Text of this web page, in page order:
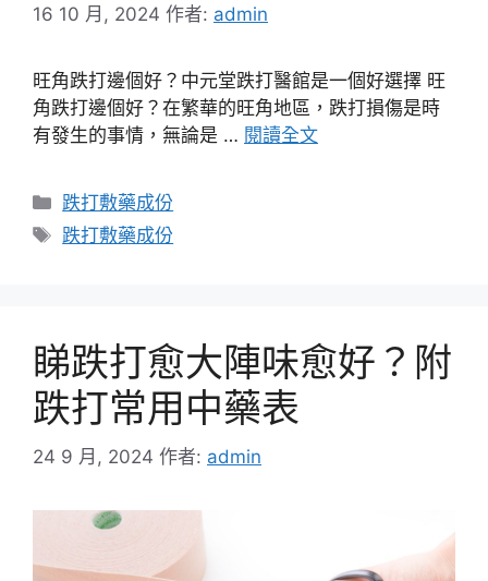
16 10 月, 2024 作者: admin
旺角跌打邊個好？中元堂跌打醫館是一個好選擇 旺
角跌打邊個好？在繁華的旺角地區，跌打損傷是時
有發生的事情，無論是 … 閱讀全文
分
類
跌打敷藥成份
標
跌打敷藥成份
睇跌打愈大陣味愈好？附
跌打常用中藥表
24 9 月, 2024 作者: admin